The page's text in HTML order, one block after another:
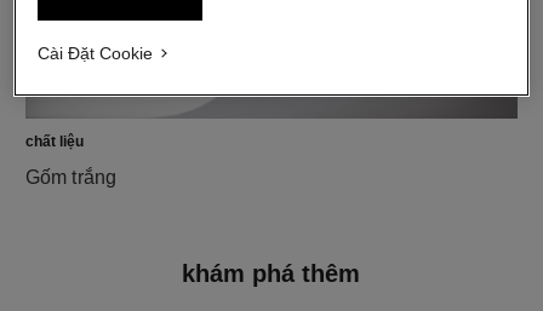
chất liệu
Gốm trắng
khám phá thêm
Cài Đặt Cookie